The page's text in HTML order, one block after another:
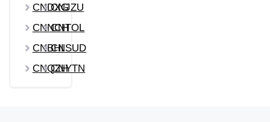
CNDXG
CNJZU
CNNCHCNTOL
CNBHICNSUD
CNQZHCNYTN